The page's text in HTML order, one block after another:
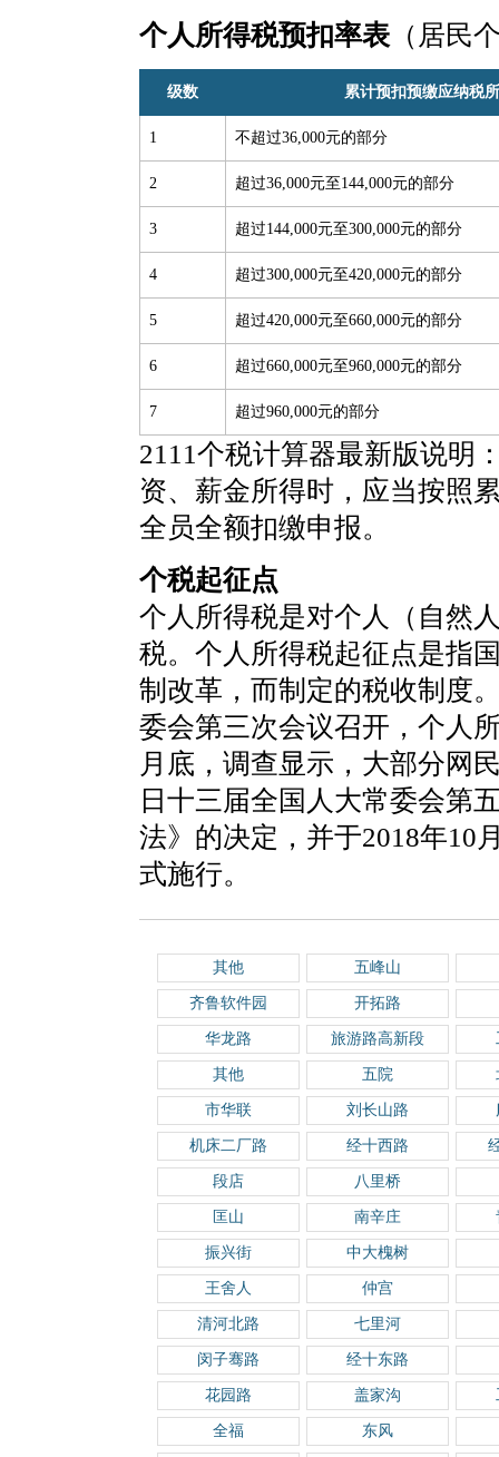
个人所得税预扣率表 （居民
级数 累计预扣预缴应纳税
1 不超过36,000元的部分
2 超过36,000元至144,000元的部分
3 超过144,000元至300,000元的部分
4 超过300,000元至420,000元的部分
5 超过420,000元至660,000元的部分
6 超过660,000元至960,000元的部分
7 超过960,000元的部分
2111个税计算器最新版说明
资、薪金所得时，应当按照
全员全额扣缴申报。
个税起征点
个人所得税是对个人（自然
税。个人所得税起征点是指
制改革，而制定的税收制度
委会第三次会议召开，个人
月底，调查显示，大部分网
日十三届全国人大常委会第
法》的决定，并于2018年10
式施行。
其他 五峰山
齐鲁软件园 开拓路
华龙路 旅游路高新段
其他 五院
市华联 刘长山路
机床二厂路 经十西路
段店 八里桥
匡山 南辛庄
振兴街 中大槐树
王舍人 仲宫
清河北路 七里河
闵子骞路 经十东路
花园路 盖家沟
全福 东风